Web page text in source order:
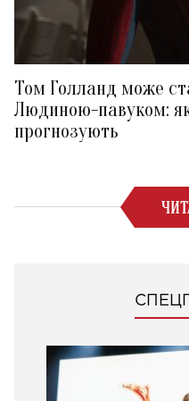
Том Голланд може
Людиною-павуком:
прогнозують